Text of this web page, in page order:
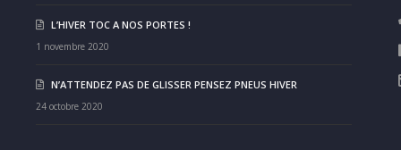
L’HIVER TOC A NOS PORTES !
1 novembre 2020
N’ATTENDEZ PAS DE GLISSER PENSEZ PNEUS HIVER
24 octobre 2020